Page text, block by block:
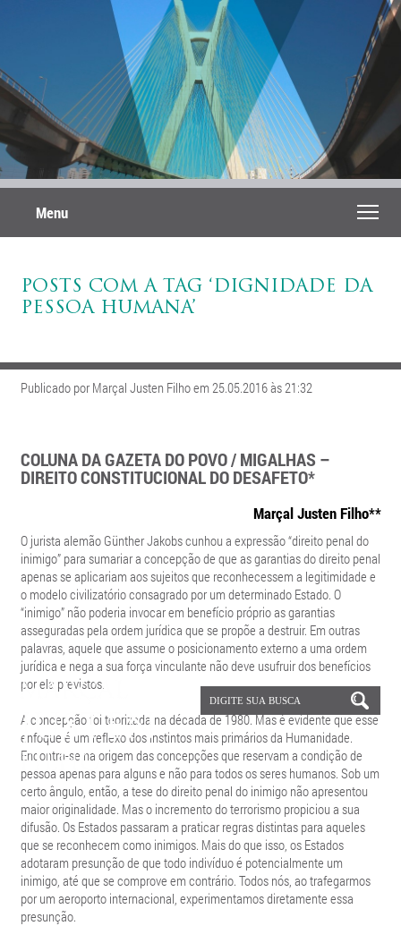
Menu
POSTS COM A TAG ‘DIGNIDADE DA
PESSOA HUMANA’
Publicado por Marçal Justen Filho em 25.05.2016 às 21:32
COLUNA DA GAZETA DO POVO / MIGALHAS –
DIREITO CONSTITUCIONAL DO DESAFETO*
Marçal Justen Filho**
O jurista alemão Günther Jakobs cunhou a expressão “direito penal do
inimigo” para sumariar a concepção de que as garantias do direito penal
apenas se aplicariam aos sujeitos que reconhecessem a legitimidade e
o modelo civilizatório consagrado por um determinado Estado. O
“inimigo” não poderia invocar em benefício próprio as garantias
asseguradas pela ordem jurídica que se propõe a destruir. Em outras
palavras, aquele que assume o posicionamento externo a uma ordem
jurídica e nega a sua força vinculante não deve usufruir dos benefícios
por ela previstos.
A concepção foi teorizada na década de 1980. Mas é evidente que esse
enfoque é um reflexo dos instintos mais primários da Humanidade.
Encontra-se na origem das concepções que reservam a condição de
pessoa apenas para alguns e não para todos os seres humanos. Sob um
certo ângulo, então, a tese do direito penal do inimigo não apresentou
maior originalidade. Mas o incremento do terrorismo propiciou a sua
difusão. Os Estados passaram a praticar regras distintas para aqueles
que se reconhecem como inimigos. Mais do que isso, os Estados
adotaram presunção de que todo indivíduo é potencialmente um
inimigo, até que se comprove em contrário. Todos nós, ao trafegarmos
por um aeroporto internacional, experimentamos diretamente essa
presunção.